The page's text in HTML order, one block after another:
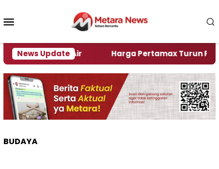
konten
News Update
Krisi Air Harga Pertamax Turun Per Hari
BUDAYA